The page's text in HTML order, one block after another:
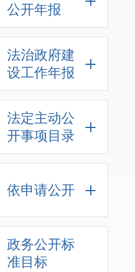
公开年报
法治政府建
设工作年报
法定主动公
开事项目录
依申请公开
政务公开标
准目标